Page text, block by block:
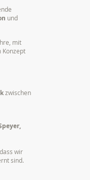
und
mit
Konzept
zwischen
wir
sind.